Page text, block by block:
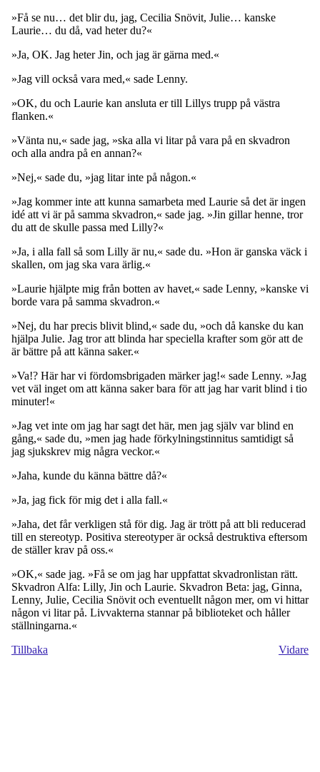
»Få se nu… det blir du, jag, Cecilia Snövit, Julie… kanske
Laurie… du då, vad heter du?«
»Ja, OK. Jag heter Jin, och jag är gärna med.«
»Jag vill också vara med,« sade Lenny.
»OK, du och Laurie kan ansluta er till Lillys trupp på västra
flanken.«
»Vänta nu,« sade jag, »ska alla vi litar på vara på en skvadron
och alla andra på en annan?«
»Nej,« sade du, »jag litar inte på någon.«
»Jag kommer inte att kunna samarbeta med Laurie så det är ingen
idé att vi är på samma skvadron,« sade jag. »Jin gillar henne, tror
du att de skulle passa med Lilly?«
»Ja, i alla fall så som Lilly är nu,« sade du. »Hon är ganska väck i
skallen, om jag ska vara ärlig.«
»Laurie hjälpte mig från botten av havet,« sade Lenny, »kanske vi
borde vara på samma skvadron.«
»Nej, du har precis blivit blind,« sade du, »och då kanske du kan
hjälpa Julie. Jag tror att blinda har speciella krafter som gör att de
är bättre på att känna saker.«
»Va!? Här har vi fördomsbrigaden märker jag!« sade Lenny. »Jag
vet väl inget om att känna saker bara för att jag har varit blind i tio
minuter!«
»Jag vet inte om jag har sagt det här, men jag själv var blind en
gång,« sade du, »men jag hade förkylningstinnitus samtidigt så
jag sjukskrev mig några veckor.«
»Jaha, kunde du känna bättre då?«
»Ja, jag fick för mig det i alla fall.«
»Jaha, det får verkligen stå för dig. Jag är trött på att bli reducerad
till en stereotyp. Positiva stereotyper är också destruktiva eftersom
de ställer krav på oss.«
»OK,« sade jag. »Få se om jag har uppfattat skvadronlistan rätt.
Skvadron Alfa: Lilly, Jin och Laurie. Skvadron Beta: jag, Ginna,
Lenny, Julie, Cecilia Snövit och eventuellt någon mer, om vi hittar
någon vi litar på. Livvakterna stannar på biblioteket och håller
ställningarna.«
Tillbaka
Vidare